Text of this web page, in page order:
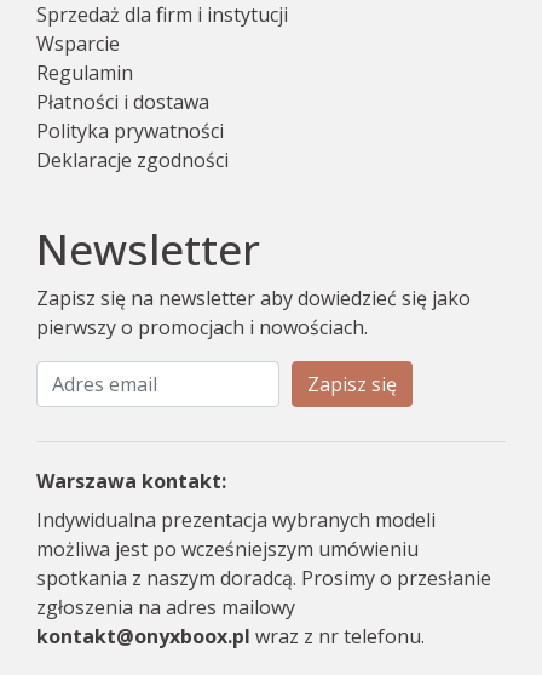
Sprzedaż dla firm i instytucji
Wsparcie
Regulamin
Płatności i dostawa
Polityka prywatności
Deklaracje zgodności
Newsletter
Zapisz się na newsletter aby dowiedzieć się jako
pierwszy o promocjach i nowościach.
Zapisz się
Warszawa kontakt:
Indywidualna prezentacja wybranych modeli
możliwa jest po wcześniejszym umówieniu
spotkania z naszym doradcą. Prosimy o przesłanie
zgłoszenia na adres mailowy
kontakt@onyxboox.pl wraz z nr telefonu.